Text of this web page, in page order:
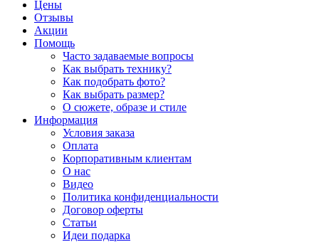
Цены
Отзывы
Акции
Помощь
Часто задаваемые вопросы
Как выбрать технику?
Как подобрать фото?
Как выбрать размер?
О сюжете, образе и стиле
Информация
Условия заказа
Оплата
Корпоративным клиентам
О нас
Видео
Политика конфиденциальности
Договор оферты
Статьи
Идеи подарка